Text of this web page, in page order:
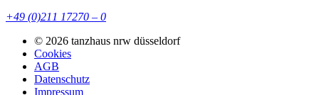
+49 (0)211 17270 – 0
© 2026 tanzhaus nrw düsseldorf
Cookies
AGB
Datenschutz
Impressum